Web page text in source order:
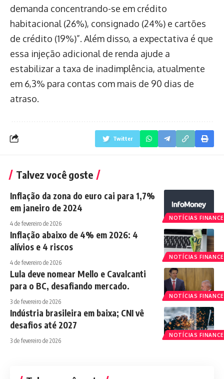
demanda concentrando-se em crédito
habitacional (26%), consignado (24%) e cartões
de crédito (19%)”. Além disso, a expectativa é que
essa injeção adicional de renda ajude a
estabilizar a taxa de inadimplência, atualmente
em 6,3% para contas com mais de 90 dias de
atraso.
Twitter
Talvez você goste
NOTÍCIAS
Inflação da zona do euro cai para 1,7%
em janeiro de 2024
4 de fevereiro de 2026
NOTÍCIAS
Inflação abaixo de 4% em 2026: 4
alívios e 4 riscos
4 de fevereiro de 2026
NOTÍCIAS
Lula deve nomear Mello e Cavalcanti
para o BC, desafiando mercado.
3 de fevereiro de 2026
NOTÍCIAS
Indústria brasileira em baixa; CNI vê
desafios até 2027
3 de fevereiro de 2026